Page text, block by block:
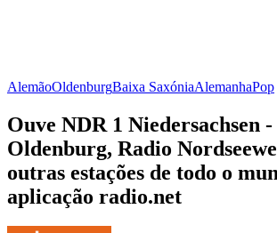
AlemãoOldenburgBaixa SaxóniaAlemanhaPop
Ouve NDR 1 Niedersachsen
Oldenburg, Radio
outras estações de todo o
aplicação radio.net